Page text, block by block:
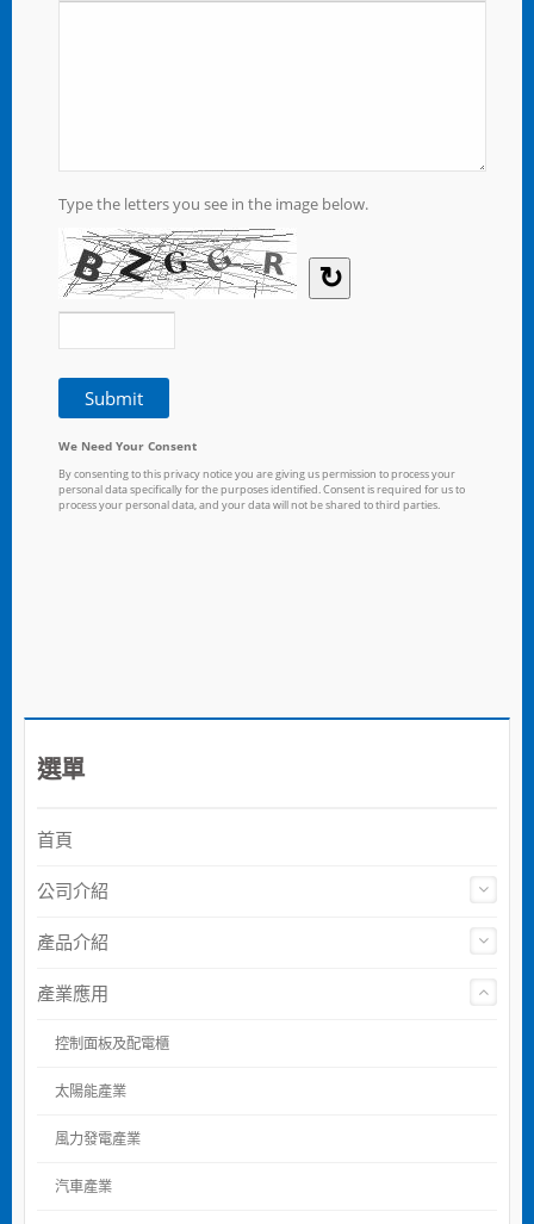
選單
首頁
公司介紹
產品介紹
產業應用
控制面板及配電櫃
太陽能產業
風力發電產業
汽車產業